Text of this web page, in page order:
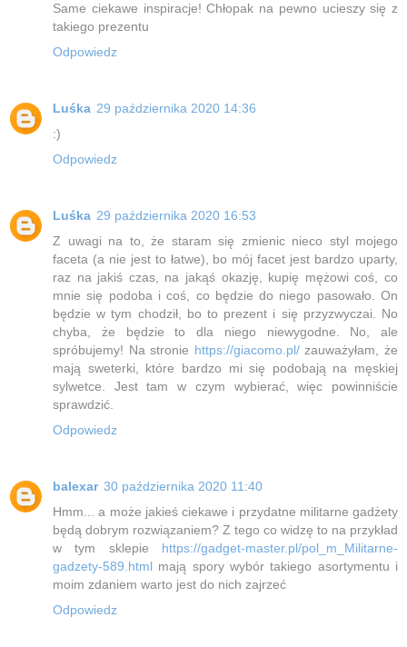
Same ciekawe inspiracje! Chłopak na pewno ucieszy się z
takiego prezentu
Odpowiedz
Luśka 29 października 2020 14:36
:)
Odpowiedz
Luśka 29 października 2020 16:53
Z uwagi na to, że staram się zmienic nieco styl mojego
faceta (a nie jest to łatwe), bo mój facet jest bardzo uparty,
raz na jakiś czas, na jakąś okazję, kupię mężowi coś, co
mnie się podoba i coś, co będzie do niego pasowało. On
będzie w tym chodził, bo to prezent i się przyzwyczai. No
chyba, że będzie to dla niego niewygodne. No, ale
spróbujemy! Na stronie https://giacomo.pl/zauważyłam, że
mają sweterki, które bardzo mi się podobają na męskiej
sylwetce. Jest tam w czym wybierać, więc powinniście
sprawdzić.
Odpowiedz
balexar 30 października 2020 11:40
Hmm... a może jakieś ciekawe i przydatne militarne gadżety
będą dobrym rozwiązaniem? Z tego co widzę to na przykład
w tym sklepie https://gadget-master.pl/pol_m_Militarne-
gadzety-589.html mają spory wybór takiego asortymentu i
moim zdaniem warto jest do nich zajrzeć
Odpowiedz